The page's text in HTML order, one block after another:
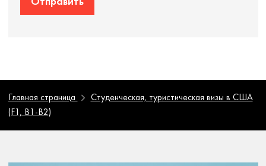
Главная страница
Студенческая, туристическая визы в США
(F1, B1-B2)